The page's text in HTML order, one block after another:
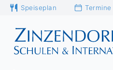
Speiseplan Termine